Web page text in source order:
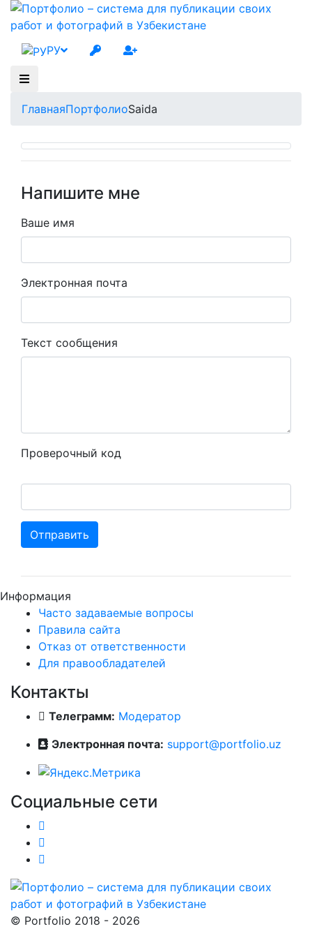
РУ
ГлавнаяПортфолиоSaida
Напишите мне
Ваше имя
Электронная почта
Текст сообщения
Проверочный код
Отправить
Информация
Часто задаваемые вопросы
Правила сайта
Отказ от ответственности
Для правообладателей
Контакты
Телеграмм: Модератор
Электронная почта: support@portfolio.uz
Социальные сети
© Portfolio 2018 - 2026